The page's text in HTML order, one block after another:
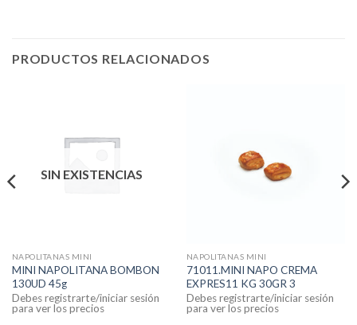
PRODUCTOS RELACIONADOS
SIN EXISTENCIAS
NAPOLITANAS MINI
MINI NAPOLITANA BOMBON
130UD 45g
Debes registrarte/iniciar sesión
para ver los precios
NAPOLITANAS MINI
71011.MINI NAPO CREMA
EXPRES11 KG 30GR 3
Debes registrarte/iniciar sesión
para ver los precios